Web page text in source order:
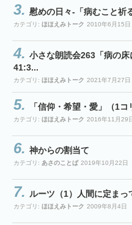
慰めの日々-「病むこと祈
カテゴリ: ほほえみトーク 2010年6月15日
小さな朗読会263「病の
41:3...
カテゴリ: ほほえみトーク 2021年7月27日
「信仰・希望・愛」（1コ
カテゴリ: ほほえみトーク 2016年11月29日
神からの割当て
カテゴリ: あさのことば 2019年10月22日
ルーツ（1）人間に定まっ
カテゴリ: ほほえみトーク 2009年8月4日